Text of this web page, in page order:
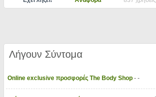
Λήγουν Σύντομα
Online exclusive προσφορές The Body Shop - -